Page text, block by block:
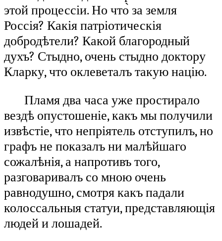
этой процессіи. Но что̀ за земля
Россія? Какія патріотическія
добродѣтели? Какой благородный
духъ? Стыдно, очень стыдно доктору
Кларку, что оклеветалъ такую націю.
Пламя два часа уже простирало
вездѣ опустошеніе, какъ мы получили
извѣстіе, что непріятель отступилъ, но
графъ не показалъ ни малѣйшаго
сожалѣнія, а напротивъ того,
разговаривалъ со мною очень
равнодушно, смотря какъ падали
колоссальныя статуи, представляющія
людей и лошадей.